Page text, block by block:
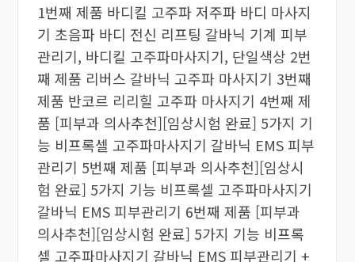
1번째 제품 바디킬 고주파 저주파 바디 마사지
기 초음파 바디 전신 리프팅 갈바닉 기계 피부
관리기, 바디킬 고주파마사지기, 단일색상 2번
째 제품 리버스 갈바닉 고주파 마사지기 3번째
제품 반코르 리리힐 고주파 마사지기 4번째 제
품 [피부과 의사추천][임상시험 완료] 5가지 기
능 비프록셀 고주파마사지기 갈바닉 EMS 피부
관리기 5번째 제품 [피부과 의사추천][임상시
험 완료] 5가지 기능 비프록셀 고주파마사지기
갈바닉 EMS 피부관리기 6번째 제품 [피부과
의사추천][임상시험 완료] 5가지 기능 비프록
셀 고주파마사지기 갈바닉 EMS 피부관리기 +